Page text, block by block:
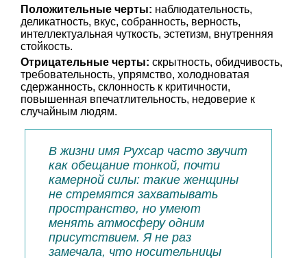
Положительные черты: наблюдательность,
деликатность, вкус, собранность, верность,
интеллектуальная чуткость, эстетизм, внутренняя
стойкость.
Отрицательные черты: скрытность, обидчивость,
требовательность, упрямство, холодноватая
сдержанность, склонность к критичности,
повышенная впечатлительность, недоверие к
случайным людям.
В жизни имя Рухсар часто звучит
как обещание тонкой, почти
камерной силы: такие женщины
не стремятся захватывать
пространство, но умеют
менять атмосферу одним
присутствием. Я не раз
замечала, что носительницы